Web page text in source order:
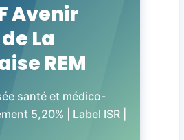
Avenir
La
REM
santé et médico-
5,20% | Label ISR |